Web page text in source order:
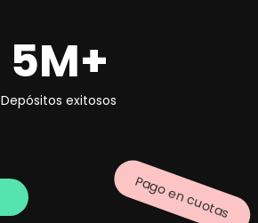
5M+
Depósitos exitosos
Pago en cuotas